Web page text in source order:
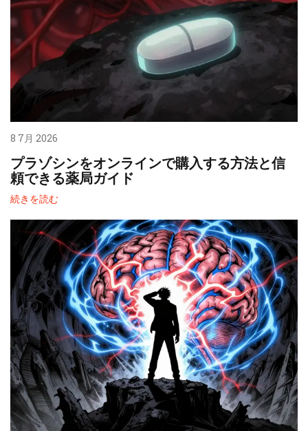
8 7月 2026
プラゾシンをオンラインで購入する方法と信
頼できる薬局ガイド
続きを読む